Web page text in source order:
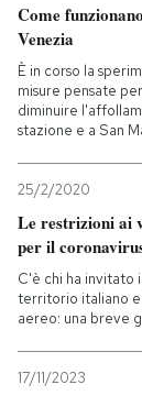
Come
Venezia
È in corso la
misure pensate
diminuire
stazione e a San
25/2/2020
Le restrizioni ai
per il
C'è chi ha invitato
territorio italiano
aereo: una breve
17/11/2023